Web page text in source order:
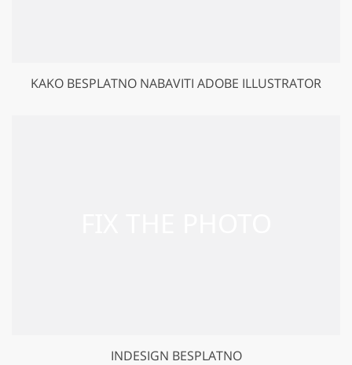
KAKO BESPLATNO NABAVITI ADOBE ILLUSTRATOR
INDESIGN BESPLATNO